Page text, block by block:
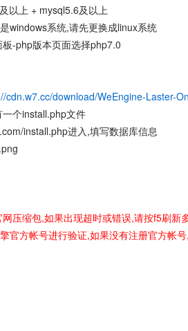
以上 + mysql5.6及以上
windows系统,请先更换成linux系统
-php版本页面选择php7.0
cdn.w7.cc/download/WeEngine-Laster-
个install.php文件
install.php进入,填写数据库信息
压缩包,如果出现超时或错误,请按f5刷新
官方帐号进行验证,如果没有注册官方帐